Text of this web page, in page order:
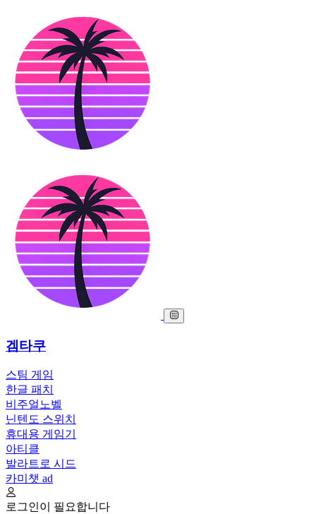
겜타쿠
스팀 게임
한글 패치
비주얼노벨
닌텐도 스위치
휴대용 게임기
아티클
발라트로 시드
카미챗 ad
로그인이 필요합니다